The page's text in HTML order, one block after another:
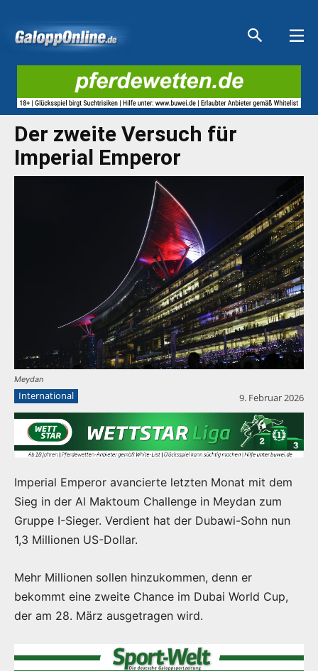
Der zweite Versuch für
Imperial Emperor
Meydan
International 9. Februar 2026
Imperial Emperor avancierte letzten Monat mit dem
Sieg in der Al Maktoum Challenge in Meydan zum
Gruppe I-Sieger. Verdient hat der Dubawi-Sohn nun
1,3 Millionen US-Dollar.
Mehr Millionen sollen hinzukommen, denn er
bekommt eine zweite Chance im Dubai World Cup,
der am 28. März ausgetragen wird.